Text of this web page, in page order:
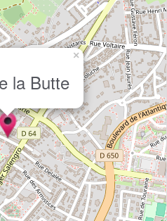
la Butte
×